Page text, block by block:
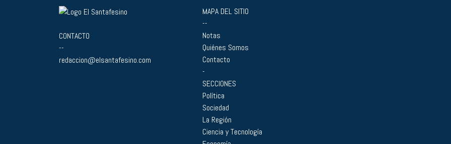
CONTACTO
--
redaccion@elsantafesino.com
MAPA DEL SITIO
--
Notas
Quiénes Somos
Contacto
-
SECCIONES
Política
Sociedad
La Región
Ciencia y Tecnología